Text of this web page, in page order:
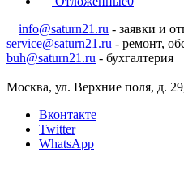
info@saturn21.ru - заявки и
service@saturn21.ru - ремонт,
buh@saturn21.ru - бухгалтерия
Москва, ул. Верхние поля, д.
Вконтакте
Twitter
WhatsApp